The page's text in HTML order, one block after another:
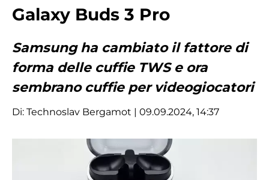
Galaxy Buds 3 Pro
Samsung ha cambiato il fattore di
forma delle cuffie TWS e ora
sembrano cuffie per videogiocatori
Di: Technoslav Bergamot | 09.09.2024, 14:37